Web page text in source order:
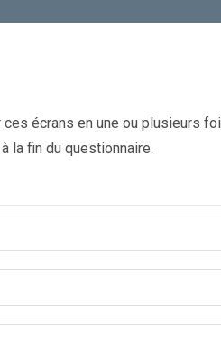
écrans en une ou plusieurs
la fin du questionnaire.